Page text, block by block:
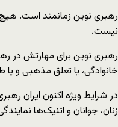
رهبری نوین زمانمند است.
نیست.
رهبری نوین برای مهارتش در
خانوادگی، یا تعلق مذهبی و یا
در شرایط ویژه اکنون ایران
زنان، جوانان و اتنیک‌ها